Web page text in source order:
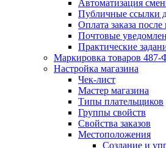
Автоматизация
Публичные ссылки
Оплата заказа
Почтовые
Практические
Маркировка товаров 487-
Настройка магазина
Чек-лист
Мастер магазина
Типы плательщиков
Группы свойств
Свойства заказов
Местоположения
Создание и